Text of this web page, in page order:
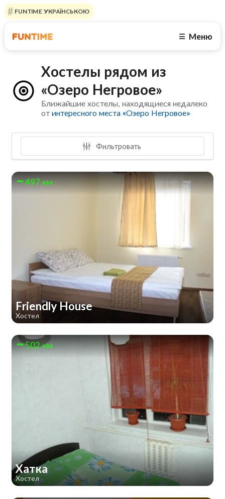
FUNTIME УКРАЇНСЬКОЮ
☰ Меню
Хостелы рядом из
«Озеро Негровое»
Ближайшие хостелы, находящиеся недалеко
отинтересного места «Озеро Негровое»
Фильтровать
497 км
Friendly House
Хостел
502 км
Хатка
Хостел